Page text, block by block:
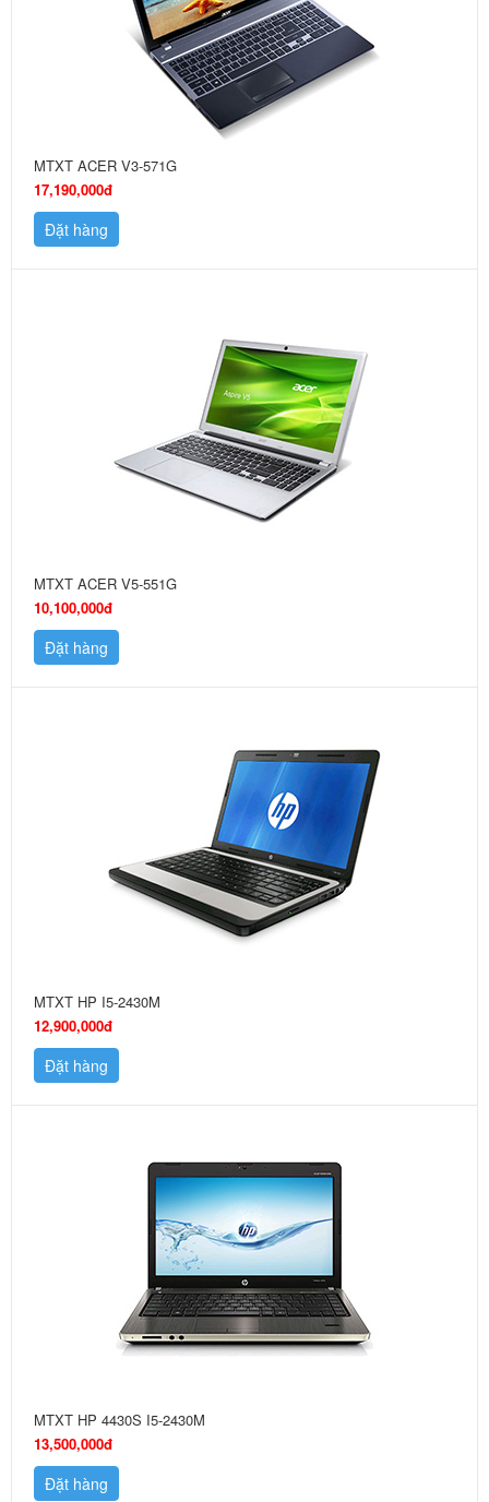
MTXT ACER V3-571G
17,190,000đ
Đặt hàng
MTXT ACER V5-551G
10,100,000đ
Đặt hàng
MTXT HP I5-2430M
12,900,000đ
Đặt hàng
MTXT HP 4430S I5-2430M
13,500,000đ
Đặt hàng